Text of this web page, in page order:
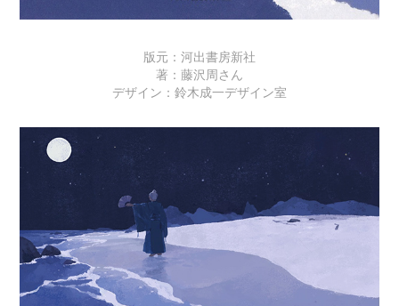
版元：河出書房新社
著：藤沢周さん
デザイン：鈴木成一デザイン室